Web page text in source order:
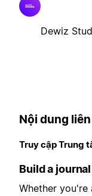
Dewiz
Nội dung
Truy cập Trung
Build a
Whether you're